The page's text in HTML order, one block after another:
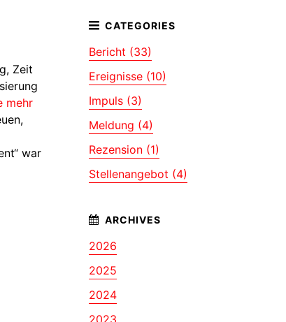
Zeit
mehr
war
Bericht (33)
Ereignisse (10)
Impuls (3)
Meldung (4)
Rezension (1)
Stellenangebot (4)
2026
2025
2024
2023